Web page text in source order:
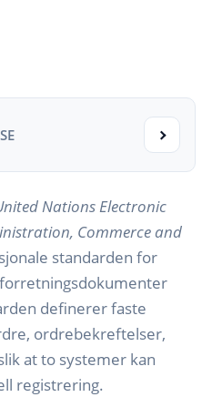
Nations Electronic
Commerce and
standarden for
definerer faste
ordrebekreftelser,
at to systemer kan
registrering.